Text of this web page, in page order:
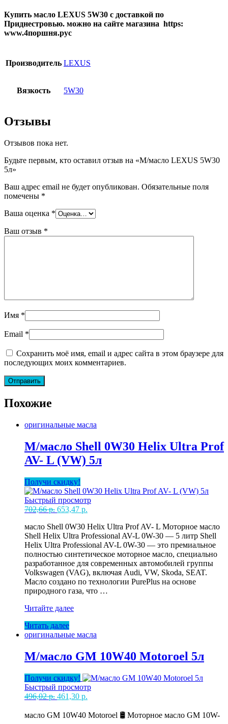
Купить масло LEXUS 5W30 с доставкой по
Приднестровью. можно на сайте магазина https:
www.4поршня.рус
Производитель LEXUS
Вязкость 5W30
Отзывы
Отзывов пока нет.
Будьте первым, кто оставил отзыв на «М/масло LEXUS 5W30
5л»
Ваш адрес email не будет опубликован. Обязательные поля
помечены *
Ваша оценка *
Ваш отзыв *
Имя *
Email *
Сохранить моё имя, email и адрес сайта в этом браузере для
последующих моих комментариев.
Похожие
оригинальные масла
М/масло Shell 0W30 Helix Ultra Prof
AV- L (VW) 5л
Получи скидку!
Быстрый просмотр
702,66р. Первоначальная
составляла
702,66 р..
653,47 р.
653,47 р..
масло Shell 0W30 Helix Ultra Prof AV- L Моторное масло
Shell Helix Ultra Professional AV-L 0W-30 — 5 литр Shell
Helix Ultra Professional AV-L 0W-30 — это премиальное
полностью синтетическое моторное масло, специально
разработанное для современных автомобилей группы
Volkswagen (VAG), включая Audi, VW, Skoda, SEAT.
Масло создано по технологии PurePlus на основе
природного газа, что …
М/
Shell
0W30
Ultra
Prof
AV-
L
(VW)
5л
Читайте далее
Читать далее
оригинальные масла
М/масло GM 10W40 Motoroel 5л
Получи скидку!
Быстрый просмотр
496,02р. Первоначальная
составляла
461,30 р.
461,30 р..
масло GM 10W40 Motoroel 🛢 Моторное масло GM 10W-